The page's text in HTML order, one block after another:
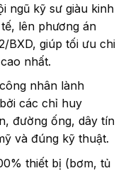
ngũ kỹ sư giàu kinh
lên phương án
BXD, giúp tối ưu chi
nhất.
nhân lành
các chỉ huy
đường ống, dây tín
và đúng kỹ thuật.
thiết bị (bơm, tủ